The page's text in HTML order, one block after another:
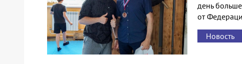
день
от
Новость